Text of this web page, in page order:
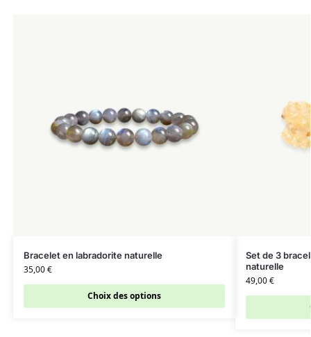
Bracelet en labradorite naturelle
35,00€
Choix des options
Set de 3
naturelle
49,00€